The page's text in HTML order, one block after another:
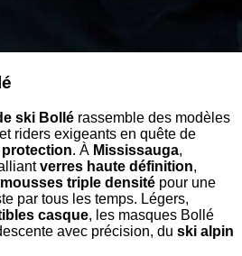
ski Bollé rassemble des modèles
riders exigeants en quête de
protection. À Mississauga,
verres haute définition,
mousses triple densité pour une
par tous les temps. Légers,
casque, les masques Bollé
avec précision, du ski alpin